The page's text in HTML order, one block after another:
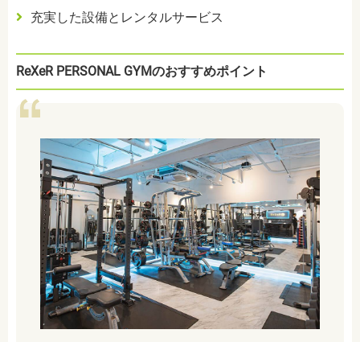
充実した設備とレンタルサービス
ReXeR PERSONAL GYMのおすすめポイント